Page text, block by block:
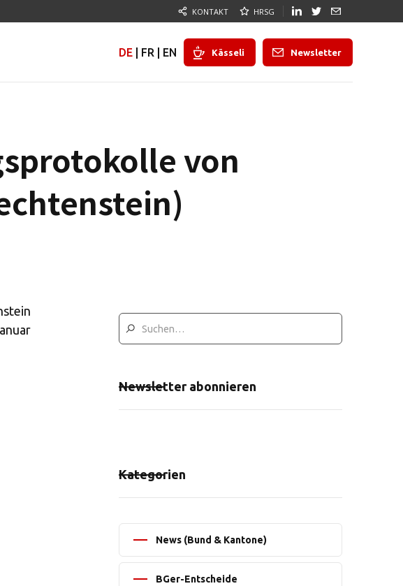
KONTAKT HRSG
DE FR EN Kässeli Newsletter
von
Newsletter abonnieren
Kategorien
News (Bund & Kantone)
BGer-Entscheide